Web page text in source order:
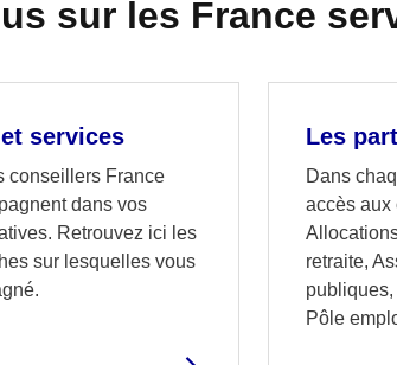
sur les France
services
conseillers France
dans vos
Retrouvez ici les
sur lesquelles vous
Les
Dans
accès aux
retraite,
Pôle